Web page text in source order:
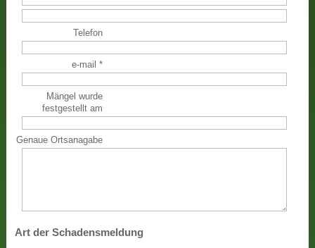
Telefon
e-mail*
Mängel wurde
festgestellt am
Genaue Ortsanagabe
Art der Schadensmeldung